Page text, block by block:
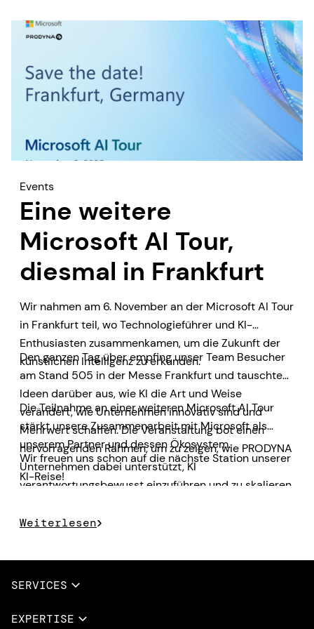
Events
Eine weitere
Microsoft AI Tour,
diesmal in Frankfurt
Wir nahmen am 6. November an der Microsoft AI Tour
in Frankfurt teil, wo Technologieführer und KI-
Enthusiasten zusammenkamen, um die Zukunft der
künstlichen Intelligenz zu erkunden.
Den ganzen Tag über empfing unser Team Besucher
am Stand 505 in der Messe Frankfurt und tauschte
Ideen darüber aus, wie KI die Art und Weise
verändert, wie Unternehmen innovativ sind und
Mehrwert schaffen. Die Veranstaltung bot einen
hervorragenden Rahmen, um zu zeigen, wie PRODYNA
Unternehmen dabei unterstützt, KI
verantwortungsbewusst einzuführen und zu skalieren.
Die Teilnahme an einer weiteren Microsoft AI Tour
stärkt unsere Zusammenarbeit mit Microsoft als
unserem Partner und dessen Ökosystem.
Wir freuen uns schon auf die nächste Station unserer
KI-Reise!
Weiterlesen
SERVICES
Vollständige Dienstleistungen
EXPERTISE